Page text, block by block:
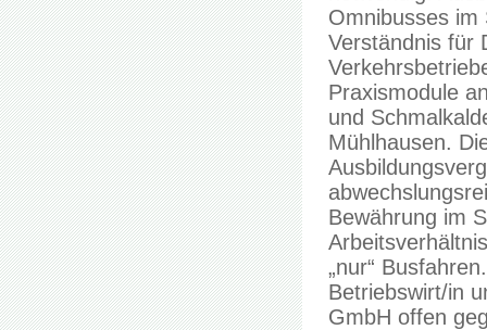
Omnibusses
Verständnis für
Praxismodule
und
Mühlhausen.
Bewährung im
„nur“
Betriebswirt/in
GmbH offen